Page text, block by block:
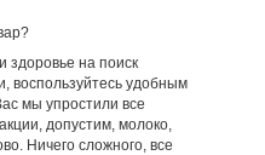
здоровье на поиск
воспользуйтесь удобным
мы упростили все
допустим, молоко,
Ничего сложного, все